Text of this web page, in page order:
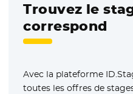
Trouvez le
correspond
Avec la plateforme
toutes les offres de